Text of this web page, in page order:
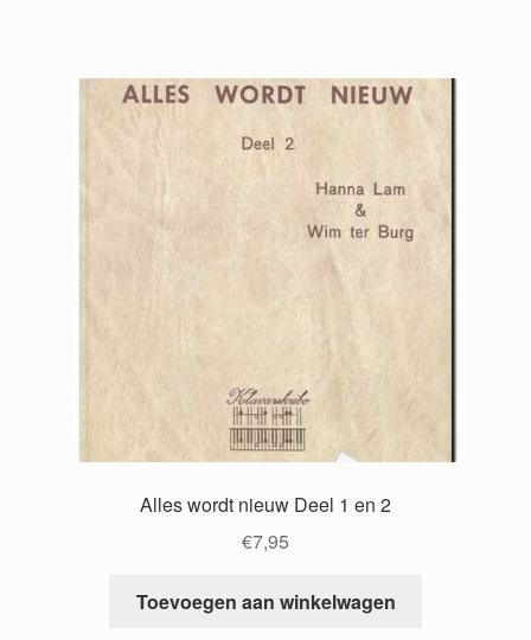
Alles wordt nieuw Deel 1 en 2
€7,95
Toevoegen aan winkelwagen